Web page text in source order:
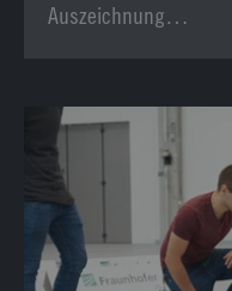
Auszeichnung…